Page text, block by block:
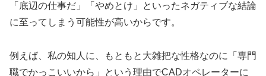
「底辺の仕事だ」「やめとけ」といったネガティブな結論
に至ってしまう可能性が高いからです。
例えば、私の知人に、もともと大雑把な性格なのに「専門
職でかっこいいから」という理由でCADオペレーターに